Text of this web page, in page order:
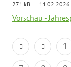
271 kB
11.02.2026
Vorschau -
1